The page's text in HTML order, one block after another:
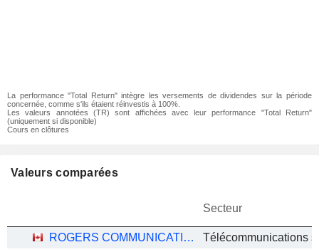
La performance "Total Return" intègre les versements de dividendes sur la période
concernée, comme s'ils étaient réinvestis à 100%.
Les valeurs annotées (TR) sont affichées avec leur performance "Total Return"
(uniquement si disponible)
Cours en clôtures
Valeurs comparées
Secteur
ROGERS COMMUNICATIONS INC. Télécommunications